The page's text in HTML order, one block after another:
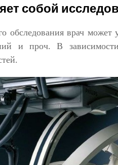
собой
обследования врач может
и проч. В